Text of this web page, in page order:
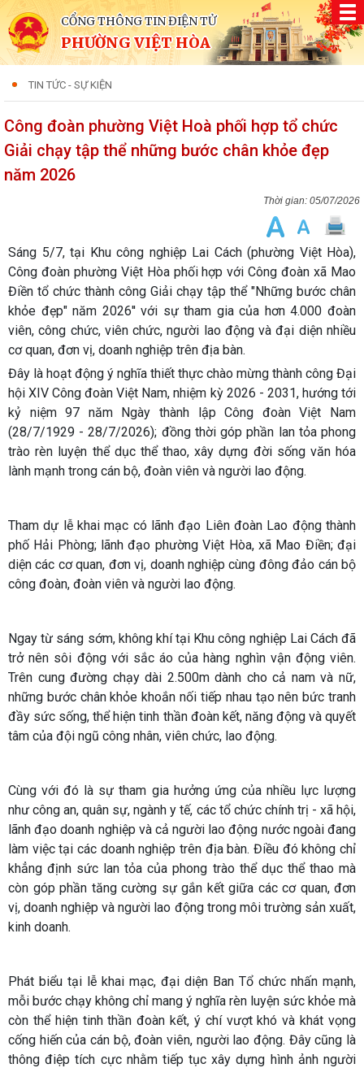
CỔNG THÔNG TIN ĐIỆN TỬ
PHƯỜNG VIỆT HÒA
TIN TỨC - SỰ KIỆN
Công đoàn phường Việt Hoà phối hợp tổ chức
Giải chạy tập thể những bước chân khỏe đẹp
năm 2026
05/07/2026
Sáng 5/7, tại Khu công nghiệp Lai Cách (phường Việt Hòa),
Công đoàn phường Việt Hòa phối hợp với Công đoàn xã Mao
Điền tổ chức thành công Giải chạy tập thể "Những bước chân
khỏe đẹp" năm 2026'' với sự tham gia của hơn 4.000 đoàn
viên, công chức, viên chức, người lao động và đại diện nhiều
cơ quan, đơn vị, doanh nghiệp trên địa bàn.
Đây là hoạt động ý nghĩa thiết thực chào mừng thành công Đại
hội XIV Công đoàn Việt Nam, nhiệm kỳ 2026 - 2031, hướng tới
kỷ niệm 97 năm Ngày thành lập Công đoàn Việt Nam
(28/7/1929 - 28/7/2026); đồng thời góp phần lan tỏa phong
trào rèn luyện thể dục thể thao, xây dựng đời sống văn hóa
lành mạnh trong cán bộ, đoàn viên và người lao động.
Tham dự lễ khai mạc có lãnh đạo Liên đoàn Lao động thành
phố Hải Phòng; lãnh đạo phường Việt Hòa, xã Mao Điền; đại
diện các cơ quan, đơn vị, doanh nghiệp cùng đông đảo cán bộ
công đoàn, đoàn viên và người lao động.
Ngay từ sáng sớm, không khí tại Khu công nghiệp Lai Cách đã
trở nên sôi động với sắc áo của hàng nghìn vận động viên.
Trên cung đường chạy dài 2.500m dành cho cả nam và nữ,
những bước chân khỏe khoắn nối tiếp nhau tạo nên bức tranh
đầy sức sống, thể hiện tinh thần đoàn kết, năng động và quyết
tâm của đội ngũ công nhân, viên chức, lao động.
Cùng với đó là sự tham gia hưởng ứng của nhiều lực lượng
như công an, quân sự, ngành y tế, các tổ chức chính trị - xã hội,
lãnh đạo doanh nghiệp và cả người lao động nước ngoài đang
làm việc tại các doanh nghiệp trên địa bàn. Điều đó không chỉ
khẳng định sức lan tỏa của phong trào thể dục thể thao mà
còn góp phần tăng cường sự gắn kết giữa các cơ quan, đơn
vị, doanh nghiệp và người lao động trong môi trường sản xuất,
kinh doanh.
Phát biểu tại lễ khai mạc, đại diện Ban Tổ chức nhấn mạnh,
mỗi bước chạy không chỉ mang ý nghĩa rèn luyện sức khỏe mà
còn thể hiện tinh thần đoàn kết, ý chí vượt khó và khát vọng
cống hiến của cán bộ, đoàn viên, người lao động. Đây cũng là
thông điệp tích cực nhằm tiếp tục xây dựng hình ảnh người